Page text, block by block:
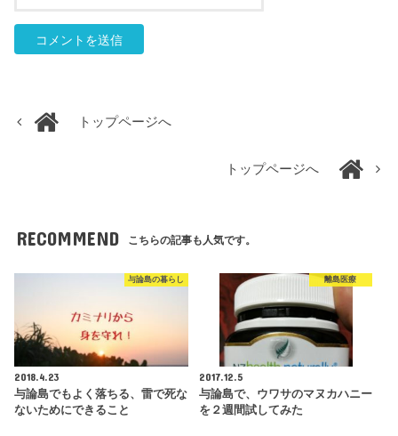
トップページへ
トップページへ
RECOMMEND こちらの記事も人気です。
与論島の暮らし
2018.4.23
与論島でもよく落ちる、雷で死な
ないためにできること
離島医療
2017.12.5
与論島で、ウワサのマヌカハニー
を２週間試してみた